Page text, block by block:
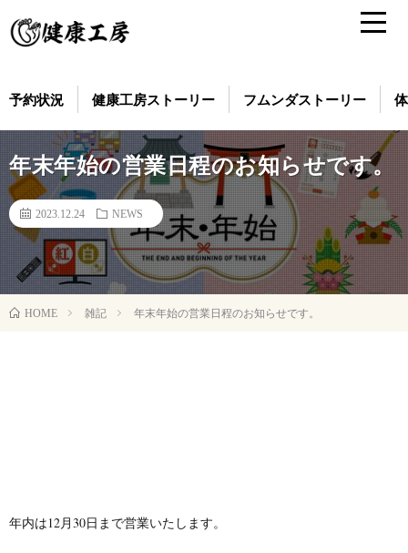
予約状況 健康工房ストーリー フムンダストーリー
年末年始の営業日程のお知らせです。
2023.12.24 NEWS
HOME 雑記 年末年始の営業日程のお知らせです。
年内は12月30日まで営業いたします。